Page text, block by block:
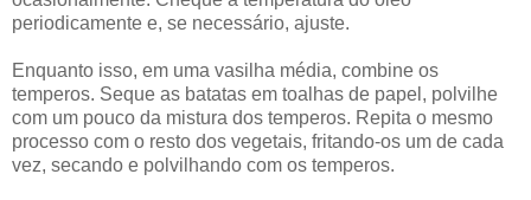
periodicamente e, se necessário, ajuste.
Enquanto isso, em uma vasilha média, combine os
temperos. Seque as batatas em toalhas de papel, polvilhe
com um pouco da mistura dos temperos. Repita o mesmo
processo com o resto dos vegetais, fritando-os um de cada
vez, secando e polvilhando com os temperos.